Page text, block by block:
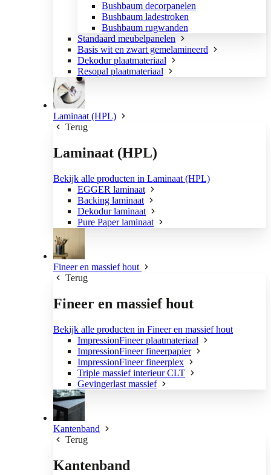
Bushbaum decorpanelen
Bushbaum ladestroken
Bushbaum rugwanden
Standaard meubelpanelen
Basis wit en zwart gemelamineerd
Dekodur plaatmateriaal
Resopal plaatmateriaal
Laminaat (HPL)
Terug
Laminaat (HPL)
Bekijk alle producten in Laminaat (HPL)
EGGER laminaat
Backing laminaat
Dekodur laminaat
Pure Paper laminaat
Fineer en massief hout
Terug
Fineer en massief hout
Bekijk alle producten in Fineer en massief hout
ImpressionFineer plaatmateriaal
ImpressionFineer fineerpapier
ImpressionFineer fineerplex
Triple massief interieur CLT
Gevingerlast massief
Kantenband
Terug
Kantenband